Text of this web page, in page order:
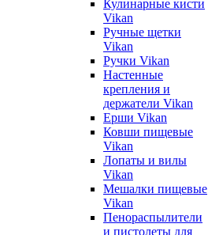
Кулинарные кисти
Vikan
Ручные щетки
Vikan
Ручки Vikan
Настенные
крепления и
держатели Vikan
Ерши Vikan
Ковши пищевые
Vikan
Лопаты и вилы
Vikan
Мешалки пищевые
Vikan
Пенораспылители
и пистолеты для